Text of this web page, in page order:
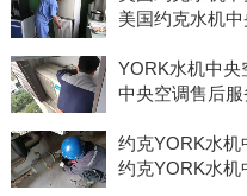
美国约克水机
YORK水机中央
中央空调售后
约克YORK水机
约克YORK水机